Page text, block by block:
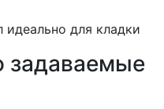
для кладки
задаваемые